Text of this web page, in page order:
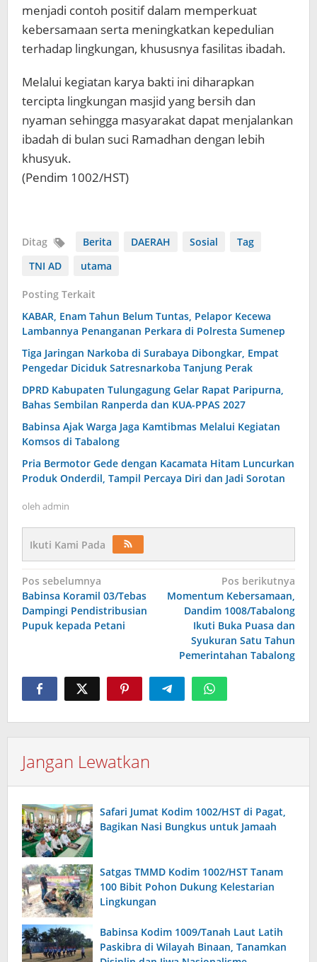
menjadi contoh positif dalam memperkuat
kebersamaan serta meningkatkan kepedulian
terhadap lingkungan, khususnya fasilitas ibadah.
Melalui kegiatan karya bakti ini diharapkan
tercipta lingkungan masjid yang bersih dan
nyaman sehingga masyarakat dapat menjalankan
ibadah di bulan suci Ramadhan dengan lebih
khusyuk.
(Pendim 1002/HST)
Ditag Berita DAERAH Sosial
Tag
TNI AD
utama
Posting Terkait
KABAR, Enam Tahun Belum Tuntas, Pelapor Kecewa
Lambannya Penanganan Perkara di Polresta Sumenep
Tiga Jaringan Narkoba di Surabaya Dibongkar, Empat
Pengedar Diciduk Satresnarkoba Tanjung Perak
DPRD Kabupaten Tulungagung Gelar Rapat Paripurna,
Bahas Sembilan Ranperda dan KUA-PPAS 2027
Babinsa Ajak Warga Jaga Kamtibmas Melalui Kegiatan
Komsos di Tabalong
Pria Bermotor Gede dengan Kacamata Hitam Luncurkan
Produk Onderdil, Tampil Percaya Diri dan Jadi Sorotan
oleh admin
Ikuti Kami Pada
Navigasi
pos
Pos sebelumnya
Babinsa Koramil 03/Tebas
Dampingi Pendistribusian
Pupuk kepada Petani
Pos berikutnya
Momentum Kebersamaan,
Dandim 1008/Tabalong
Ikuti Buka Puasa dan
Syukuran Satu Tahun
Pemerintahan Tabalong
Jangan Lewatkan
Safari Jumat Kodim 1002/HST di Pagat,
Bagikan Nasi Bungkus untuk Jamaah
Satgas TMMD Kodim 1002/HST Tanam
100 Bibit Pohon Dukung Kelestarian
Lingkungan
Babinsa Kodim 1009/Tanah Laut Latih
Paskibra di Wilayah Binaan, Tanamkan